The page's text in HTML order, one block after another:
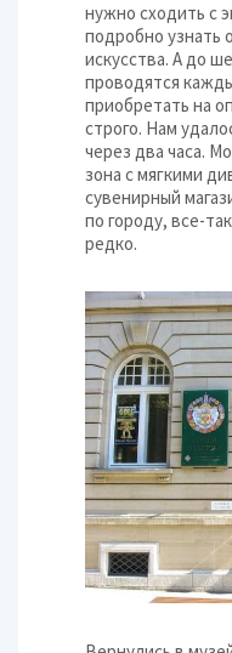
нужно сходить с
подробно узнать
искусства. А до
проводятся
приобретать на
строго. Нам
через два часа.
зона с мягкими
сувенирный
по городу, все-
редко.